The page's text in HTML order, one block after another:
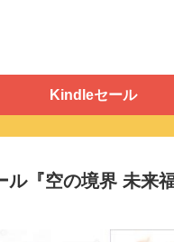
Kindleセール
ル『空の境界 未